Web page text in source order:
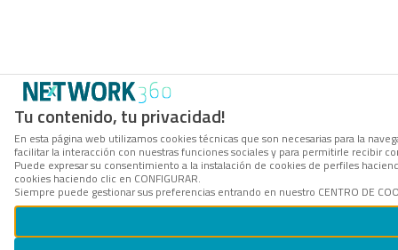
Tu contenido, tu privacidad!
En esta página web utilizamos cookies técnicas que son necesarias para la
facilitar la interacción con nuestras funciones sociales y para permitirle recibir
Puede expresar su consentimiento a la instalación de cookies de perfiles
cookies haciendo clic en CONFIGURAR.
Siempre puede gestionar sus preferencias entrando en nuestro CENTRO DE